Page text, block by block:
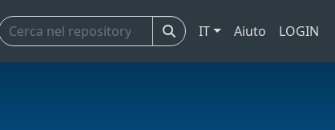
IT Aiuto LOGIN